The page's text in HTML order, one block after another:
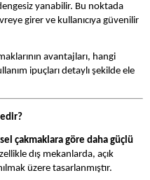
yanabilir. Bu noktada
girer ve kullanıcıya güvenilir
avantajları, hangi
ipuçları detaylı şekilde ele
çakmaklara göre daha güçlü
dış mekanlarda, açık
üzere tasarlanmıştır.